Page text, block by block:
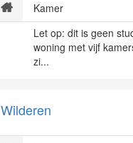
Kamer
Let op: dit is geen
woning met vijf
zi...
Wilderen